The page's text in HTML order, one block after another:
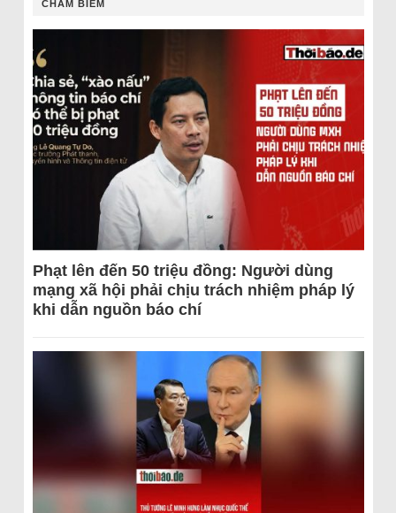
CHÂM BIẾM
Phạt lên đến 50 triệu đồng: Người dùng
mạng xã hội phải chịu trách nhiệm pháp lý
khi dẫn nguồn báo chí